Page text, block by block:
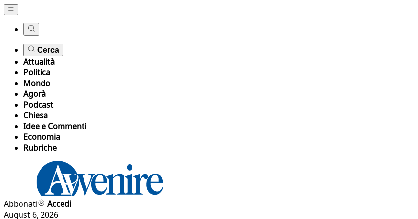
Cerca
Attualità
Politica
Mondo
Agorà
Podcast
Chiesa
Idee e Commenti
Economia
Rubriche
Abbonati
Accedi
August 6, 2026